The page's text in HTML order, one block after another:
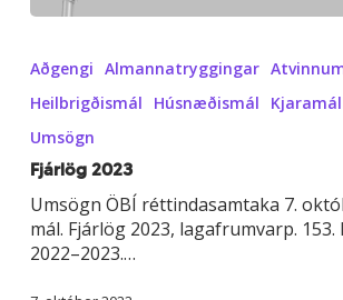
Aðgengi Almannatryggingar
Heilbrigðismál
Húsnæðismál Kjaramál
Umsögn
Fjárlög 2023
Umsögn ÖBÍ réttindasamtaka 7.
mál. Fjárlög 2023, lagafrumvarp.
2022–2023.…